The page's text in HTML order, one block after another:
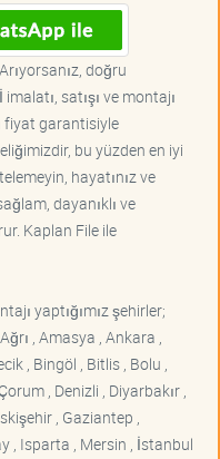
Arıyorsanız, doğru
satışı ve montajı
fiyat garantisiyle
bu yüzden en iyi
hayatınız ve
dayanıklı ve
Kaplan File ile
yaptığımız şehirler;
, Amasya , Ankara ,
, Bingöl , Bitlis , Bolu ,
, Denizli , Diyarbakır ,
, Gaziantep ,
, Isparta , Mersin , İstanbul